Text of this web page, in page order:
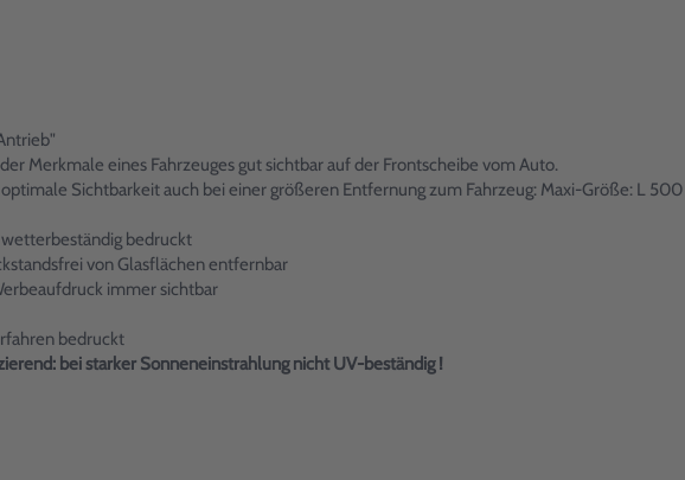
Merkmale eines Fahrzeuges gut sichtbar auf der Frontscheibe vom Auto.
Sichtbarkeit auch bei einer größeren Entfernung zum Fahrzeug: Maxi-Größe: L
bedruckt
von Glasflächen entfernbar
immer sichtbar
bedruckt
bei starker Sonneneinstrahlung nicht UV-beständig !